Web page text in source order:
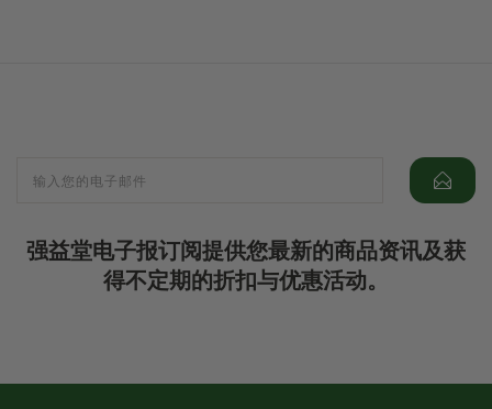
强益堂电子报订阅提供您最新的商品资讯及获
得不定期的折扣与优惠活动。